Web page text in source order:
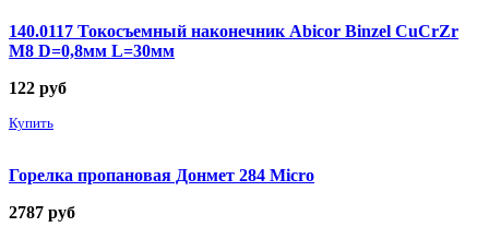
140.0117 Токосъемный наконечник Abicor Binzel CuCrZr
М8 D=0,8мм L=30мм
122 руб
Купить
Горелка пропановая Донмет 284 Micro
2787 руб